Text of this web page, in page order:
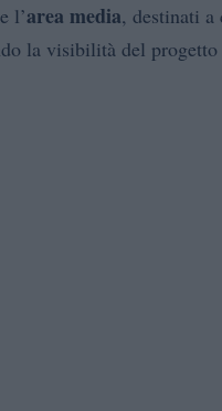
e l’area media, destinati
la visibilità del